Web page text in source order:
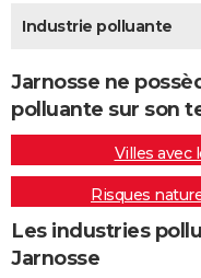
Destinations
City break
Voyage nature
Voyage de noces
Forum
Climat
+PHOTO
GUIDES D'ACHAT
BONS PLANS
CARTE DE VOEUX
Carte de Noël
Carte Bonne année
Carte Saint-Valentin
Carte Pâques
Carte d'anniversaire
DICTIONNAIRE
Dictionnaire
Biographies
Citations
Expressions
Proverbes
PROGRAMME TV
Industrie polluante
Jarnosse ne
polluante sur son
Villes avec
Risques
Les industries
Jarnosse